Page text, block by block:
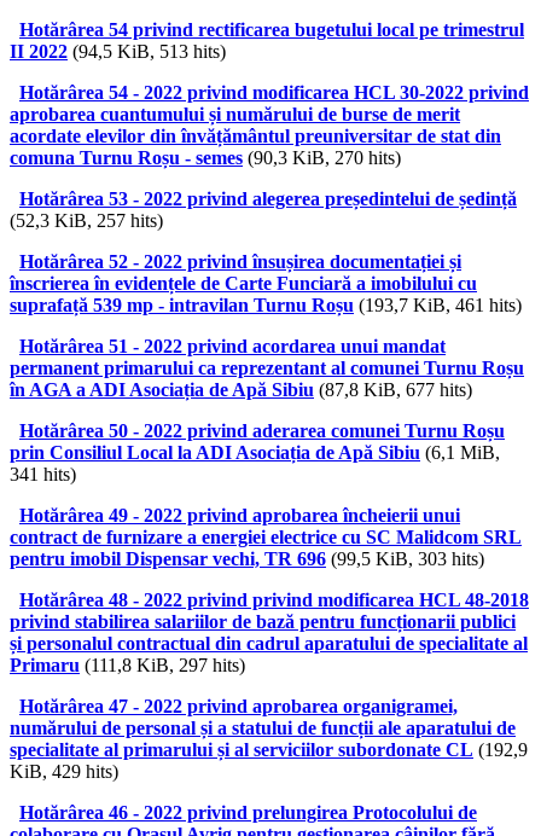
Hotărârea 54 privind rectificarea bugetului local pe trimestrul
II 2022 (94,5 KiB, 513 hits)
Hotărârea 54 - 2022 privind modificarea HCL 30-2022 privind
aprobarea cuantumului și numărului de burse de merit
acordate elevilor din învățământul preuniversitar de stat din
comuna Turnu Roșu - semes (90,3 KiB, 270 hits)
Hotărârea 53 - 2022 privind alegerea președintelui de ședință
(52,3 KiB, 257 hits)
Hotărârea 52 - 2022 privind însușirea documentației și
înscrierea în evidențele de Carte Funciară a imobilului cu
suprafață 539 mp - intravilan Turnu Roșu (193,7 KiB, 461 hits)
Hotărârea 51 - 2022 privind acordarea unui mandat
permanent primarului ca reprezentant al comunei Turnu Roșu
în AGA a ADI Asociația de Apă Sibiu (87,8 KiB, 677 hits)
Hotărârea 50 - 2022 privind aderarea comunei Turnu Roșu
prin Consiliul Local la ADI Asociația de Apă Sibiu (6,1 MiB,
341 hits)
Hotărârea 49 - 2022 privind aprobarea încheierii unui
contract de furnizare a energiei electrice cu SC Malidcom SRL
pentru imobil Dispensar vechi, TR 696 (99,5 KiB, 303 hits)
Hotărârea 48 - 2022 privind privind modificarea HCL 48-2018
privind stabilirea salariilor de bază pentru funcționarii publici
și personalul contractual din cadrul aparatului de specialitate al
Primaru (111,8 KiB, 297 hits)
Hotărârea 47 - 2022 privind aprobarea organigramei,
numărului de personal și a statului de funcții ale aparatului de
specialitate al primarului și al serviciilor subordonate CL (192,9
KiB, 429 hits)
Hotărârea 46 - 2022 privind prelungirea Protocolului de